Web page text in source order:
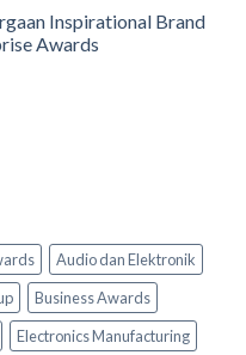
Inspirational Brand
Awards
Audio dan Elektronik
Business Awards
Electronics Manufacturing